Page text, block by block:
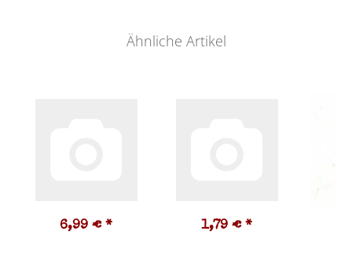
Ähnliche Artikel
6,99 € * 1,79 € *